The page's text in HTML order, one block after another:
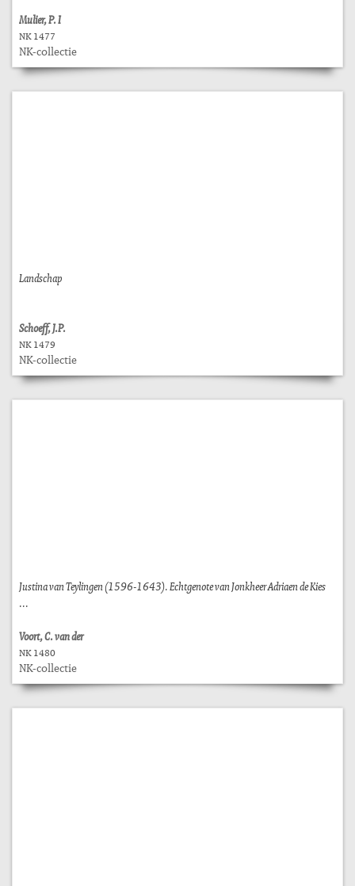
Mulier, P. I
NK 1477
NK-collectie
Landschap
Schoeff, J.P.
NK 1479
NK-collectie
Justina van Teylingen (1596-1643). Echtgenote van Jonkheer Adriaen de Kies
...
Voort, C. van der
NK 1480
NK-collectie